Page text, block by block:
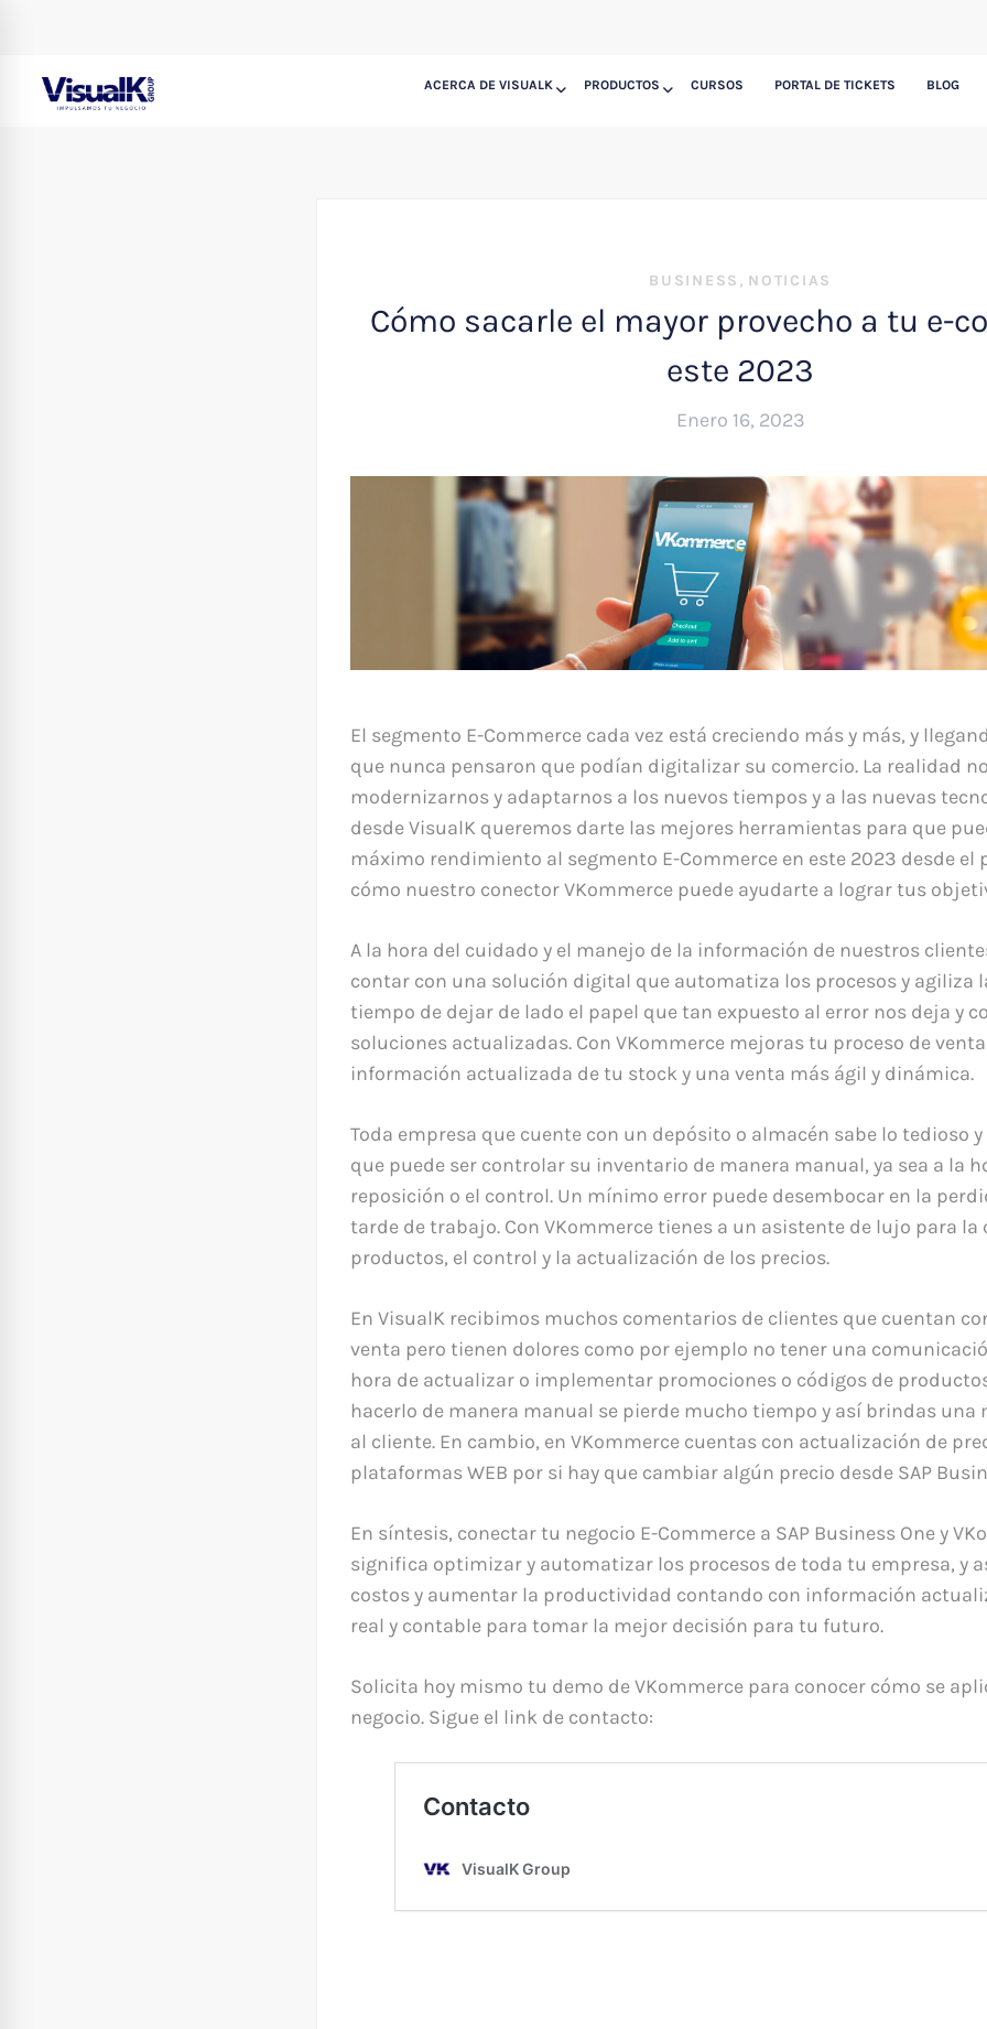
ACERCA DE VISUALK PRODUCTOS CURSOS PORTAL DE TICKETS BLOG
BUSINESS , NOTICIAS
Cómo sacarle el mayor provecho a tu e-
este 2023
Enero 16, 2023
El segmento E-Commerce cada vez está creciendo más y más, y
que nunca pensaron que podían digitalizar su comercio. La realidad
modernizarnos y adaptarnos a los nuevos tiempos y a las nuevas
desde VisualK queremos darte las mejores herramientas para que
máximo rendimiento al segmento E-Commerce en este 2023 desde el
cómo nuestro conector VKommerce puede ayudarte a lograr tus
A la hora del cuidado y el manejo de la información de nuestros
contar con una solución digital que automatiza los procesos y agiliza
tiempo de dejar de lado el papel que tan expuesto al error nos deja y
soluciones actualizadas. Con VKommerce mejoras tu proceso de
información actualizada de tu stock y una venta más ágil y dinámica.
Toda empresa que cuente con un depósito o almacén sabe lo tedioso
que puede ser controlar su inventario de manera manual, ya sea a la
reposición o el control. Un mínimo error puede desembocar en la
tarde de trabajo. Con VKommerce tienes a un asistente de lujo para la
productos, el control y la actualización de los precios.
En VisualK recibimos muchos comentarios de clientes que cuentan
venta pero tienen dolores como por ejemplo no tener una
hora de actualizar o implementar promociones o códigos de
hacerlo de manera manual se pierde mucho tiempo y así brindas una
al cliente. En cambio, en VKommerce cuentas con actualización de
plataformas WEB por si hay que cambiar algún precio desde SAP
En síntesis, conectar tu negocio E-Commerce a SAP Business One y
significa optimizar y automatizar los procesos de toda tu empresa, y
costos y aumentar la productividad contando con información
real y contable para tomar la mejor decisión para tu futuro.
Solicita hoy mismo tu demo de VKommerce para conocer cómo se
negocio. Sigue el link de contacto: